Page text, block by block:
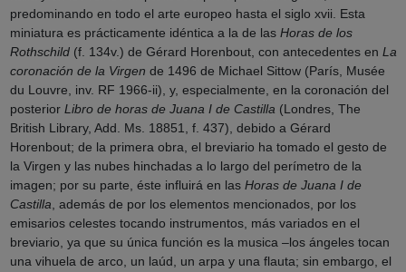
predominando en todo el arte europeo hasta el siglo xvii. Esta
miniatura es prácticamente idéntica a la de las Horas de los
Rothschild(f. 134v.) de Gérard Horenbout, con antecedentes en La
coronación de la Virgen de 1496 de Michael Sittow (París, Musée
du Louvre, inv. RF 1966-ii), y, especialmente, en la coronación del
posterior Libro de horas de Juana I de Castilla (Londres, The
British Library, Add. Ms. 18851, f. 437), debido a Gérard
Horenbout; de la primera obra, el breviario ha tomado el gesto de
la Virgen y las nubes hinchadas a lo largo del perímetro de la
imagen; por su parte, éste influirá en las Horas de Juana I de
Castilla, además de por los elementos mencionados, por los
emisarios celestes tocando instrumentos, más variados en el
breviario, ya que su única función es la musica –los ángeles tocan
una vihuela de arco, un laúd, un arpa y una flauta; sin embargo, el